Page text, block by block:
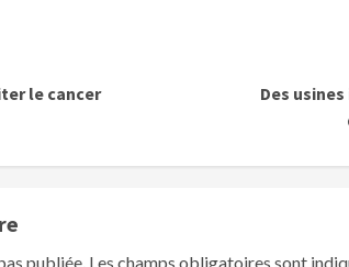
le cancer
Des
publiée. Les champs obligatoires sont